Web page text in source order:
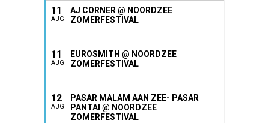
11
AUG
AJ CORNER @ NOORDZEE
ZOMERFESTIVAL
11
AUG
EUROSMITH @ NOORDZEE
ZOMERFESTIVAL
12
AUG
PASAR MALAM AAN ZEE- PASAR
PANTAI @ NOORDZEE
ZOMERFESTIVAL